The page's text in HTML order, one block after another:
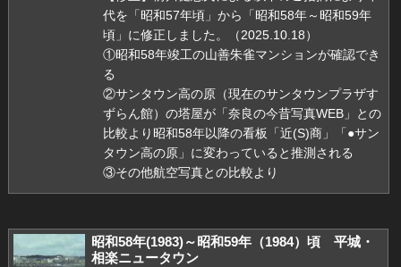
代を「昭和57年頃」から「昭和58年～昭和59年
頃」に修正しました。（2025.10.18）
①昭和58年竣工の山善朱雀マンションが確認でき
る
②サンタウン高の原（現在のサンタウンプラザす
ずらん館）の塔屋が「奈良の今昔写真WEB」との
比較より昭和58年以降の看板「近(S)商」「●サン
タウン高の原」に変わっていると推測される
③その他航空写真との比較より
昭和58年(1983)～昭和59年（1984）頃 平城・
相楽ニュータウン